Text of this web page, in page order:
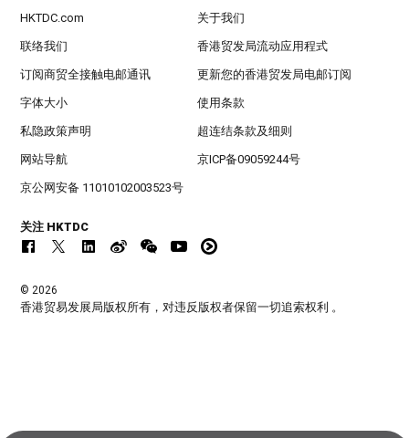
HKTDC.com 关于我们
联络我们 香港贸发局流动应用程式
订阅商贸全接触电邮通讯 更新您的香港贸发局电邮订阅
字体大小 使用条款
私隐政策声明 超连结条款及细则
网站导航 京ICP备09059244号
京公网安备 11010102003523号
关注 HKTDC
© 2026
香港贸易发展局版权所有，对违反版权者保留一切追索权利 。